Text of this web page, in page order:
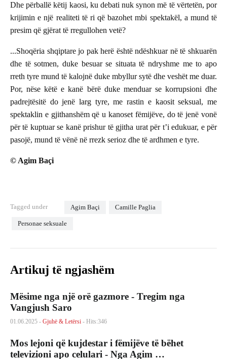
Dhe përballë këtij kaosi, ku debati nuk synon më të vërtetën, por
krijimin e një realiteti të ri që bazohet mbi spektakël, a mund të
presim që gjërat të rregullohen vetë?
...Shoqëria shqiptare jo pak herë është ndëshkuar në të shkuarën
dhe të sotmen, duke besuar se situata të ndryshme me to apo
rreth tyre mund të kalojnë duke mbyllur sytë dhe veshët me duar.
Por, nëse këtë e kanë bërë duke menduar se korrupsioni dhe
padrejtësitë do jenë larg tyre, me rastin e kaosit seksual, me
spektaklin e gjithanshëm që u kanoset fëmijëve, do të jenë vonë
për të kuptuar se kanë prishur të gjitha urat për t’i edukuar, e për
pasojë, mund të vënë në rrezk serioz dhe të ardhmen e tyre.
© Agim Baçi
Tagged under Agim Baçi Camille Paglia
Personae seksuale
Artikuj të ngjashëm
Mësime nga një orë gazmore - Tregim nga
Vangjush Saro
01.06.2025 - Gjuhë & Letërsi - Hits:346
Mos lejoni që kujdestar i fëmijëve të bëhet
televizioni apo celulari - Nga Agim …